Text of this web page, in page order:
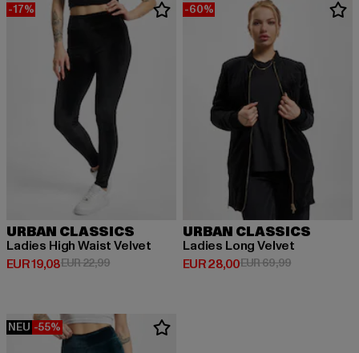
-17%
URBAN CLASSICS
Ladies High Waist Velvet
EUR 19,08
Derzeitiger Preis: EUR 19,08
EUR 22,99Aktionspreis: EUR 22,99
-60%
URBAN CLASSICS
Ladies Long Velvet
EUR 28,00
Derzeitiger Preis: EUR 28,00
EUR 69,99Aktionspreis:
NEU -55%